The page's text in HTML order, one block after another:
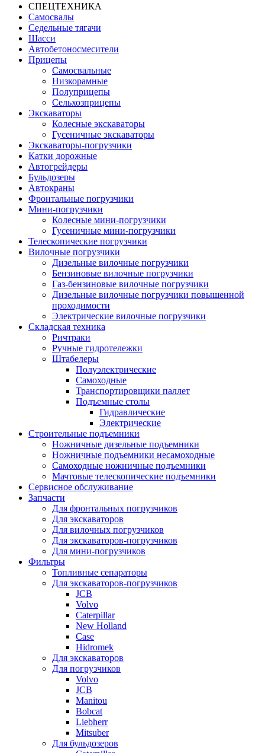
СПЕЦТЕХНИКА
Самосвалы
Седельные тягачи
Шасси
Автобетоно­смесители
Прицепы
Самосвальные
Низкорамные
Полуприцепы
Сельхозприцепы
Экскаваторы
Колесные экскаваторы
Гусеничные экскаваторы
Экскаваторы-погрузчики
Катки дорожные
Автогрейдеры
Бульдозеры
Автокраны
Фронтальные погрузчики
Мини-погрузчики
Колесные мини-погрузчики
Гусеничные мини-погрузчики
Телескопические погрузчики
Вилочные погрузчики
Дизельные вилочные погрузчики
Бензиновые вилочные погрузчики
Газ-бензиновые вилочные погрузчики
Дизельные вилочные погрузчики повышенной
проходимости
Электрические вилочные погрузчики
Складская техника
Ричтраки
Ручные гидротележки
Штабелеры
Полуэлектрические
Самоходные
Транспортировщики паллет
Подъемные столы
Гидравлические
Электрические
Строительные подъемники
Ножничные дизельные подъемники
Ножничные подъемники несамоходные
Самоходные ножничные подъемники
Мачтовые телескопические подъемники
Сервисное обслуживание
Запчасти
Для фронтальных погрузчиков
Для экскаваторов
Для вилочных погрузчиков
Для экскаваторов-погрузчиков
Для мини-погрузчиков
Фильтры
Топливные сепараторы
Для экскаваторов-погрузчиков
JCB
Volvo
Caterpillar
New Holland
Case
Hidromek
Для экскаваторов
Для погрузчиков
Volvo
JCB
Manitou
Bobcat
Liebherr
Mitsuber
Для бульдозеров